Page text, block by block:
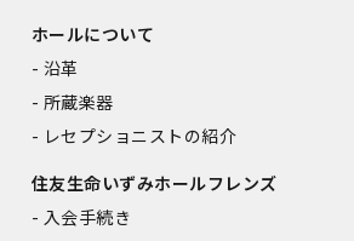
ホールについて
沿革
所蔵楽器
レセプショニストの紹介
住友生命いずみホールフレンズ
入会手続き